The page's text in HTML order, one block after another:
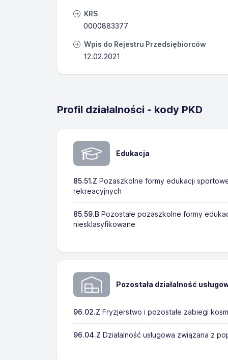
KRS
0000883377
Wpis do Rejestru Przedsiębiorców
12.02.2021
Profil działalności - kody PKD
Edukacja
85.51.Z Pozaszkolne formy edukacji
rekreacyjnych
85.59.B Pozostałe pozaszkolne formy
niesklasyfikowane
Pozostała działalność
96.02.Z Fryzjerstwo i pozostałe zabiegi
96.04.Z Działalność usługowa związana z